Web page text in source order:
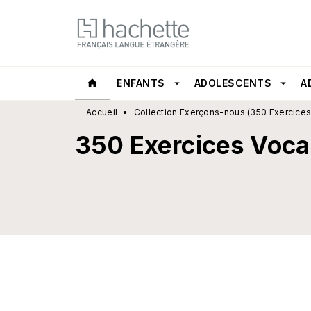
MENU RECHERCHE
home ENFANTS arrow_drop_down ADOLESCENTS arrow_drop_down
Accueil • Collection Exerçons-nous (350
350 Exercices